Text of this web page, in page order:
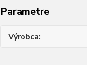
Parametre
Výrobca